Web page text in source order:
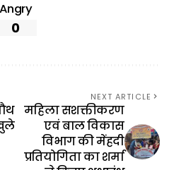
Angry
0
NEXT ARTICLE
महिला सशक्तीकरण
एवं बाल विकास
विभाग की मेंहदी
प्रतियोगिता का शर्मा